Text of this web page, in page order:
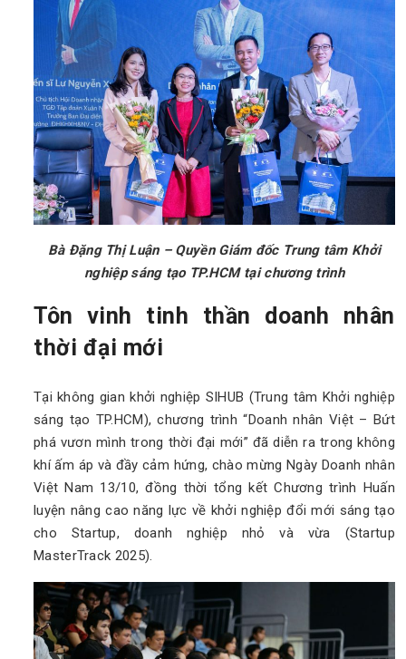
Bà Đặng Thị Luận – Quyền Giám đốc Trung tâm Khởi
nghiệp sáng tạo TP.HCM tại chương trình
Tôn vinh tinh thần doanh nhân
thời đại mới
Tại không gian khởi nghiệp SIHUB (Trung tâm Khởi nghiệp
sáng tạo TP.HCM), chương trình “Doanh nhân Việt – Bứt
phá vươn mình trong thời đại mới” đã diễn ra trong không
khí ấm áp và đầy cảm hứng, chào mừng Ngày Doanh nhân
Việt Nam 13/10, đồng thời tổng kết Chương trình Huấn
luyện nâng cao năng lực về khởi nghiệp đổi mới sáng tạo
cho Startup, doanh nghiệp nhỏ và vừa (Startup
MasterTrack 2025).